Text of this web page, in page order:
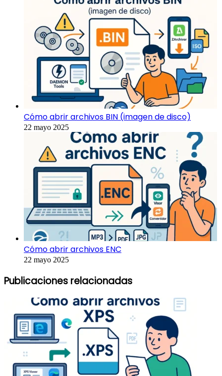
Cómo abrir archivos BIN (imagen de disco)
22 mayo 2025
Cómo abrir archivos ENC
22 mayo 2025
Publicaciones relacionadas